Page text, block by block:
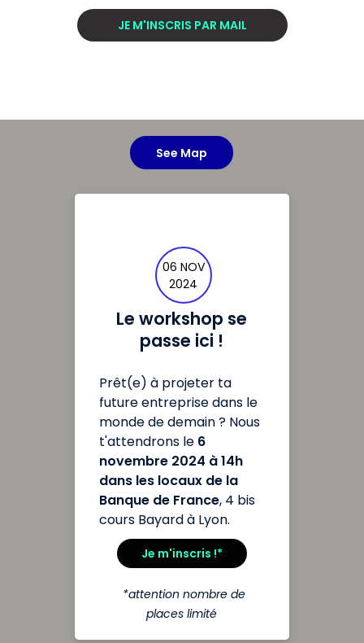
JE M'INSCRIS PAR MAIL
See Map
06 NOV
2024
Le workshop se
passe ici !
Prêt(e) à projeter ta
future entreprise dans le
monde de demain ? Nous
t'attendrons le 6
novembre 2024 à 14h
dans les locaux de la
Banque de France, 4 bis
cours Bayard à Lyon.
Je m'inscris !*
*attention nombre de
places limité